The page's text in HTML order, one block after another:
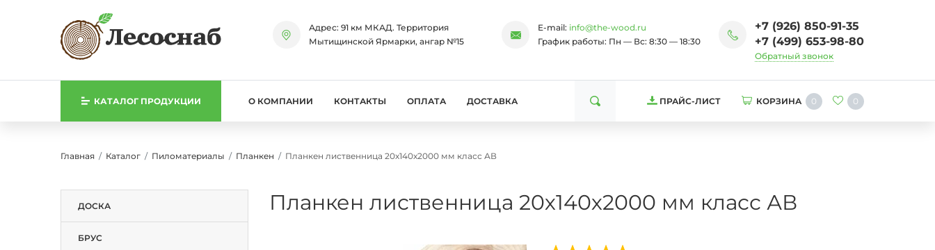
Адрес: 91 км МКАД. Территория
Мытищинской Ярмарки, ангар №15
E-mail: info@the-wood.ru
График работы: Пн — Вс: 8:30 — 18:30
+7 (926) 850-91-35
+7 (499) 653-98-80
Обратный звонок
КАТАЛОГ ПРОДУКЦИИ О КОМПАНИИ КОНТАКТЫ ОПЛАТА ДОСТАВКА ПРАЙС-ЛИСТ КОРЗИНА 0 0
Главная Каталог Пиломатериалы Планкен Планкен лиственница 20х140х2000 мм класс АВ
ДОСКА
БРУС
Планкен лиственница 20х140х2000 мм класс АВ